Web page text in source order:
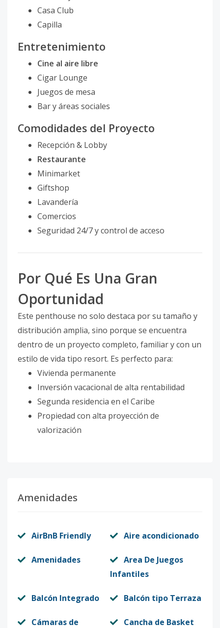
Casa Club
Capilla
Entretenimiento
Cine al aire libre
Cigar Lounge
Juegos de mesa
Bar y áreas sociales
Comodidades del Proyecto
Recepción & Lobby
Restaurante
Minimarket
Giftshop
Lavandería
Comercios
Seguridad 24/7 y control de acceso
Por Qué Es Una Gran
Oportunidad
Este penthouse no solo destaca por su tamaño y
distribución amplia, sino porque se encuentra
dentro de un proyecto completo, familiar y con un
estilo de vida tipo resort. Es perfecto para:
Vivienda permanente
Inversión vacacional de alta rentabilidad
Segunda residencia en el Caribe
Propiedad con alta proyección de
valorización
Amenidades
AirBnB Friendly Aire acondicionado
Amenidades
Area De Juegos
Infantiles
Balcón Integrado Balcón tipo Terraza
Cámaras de
Cancha de Basket